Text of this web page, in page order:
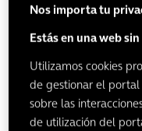
Incluye dos
Ver tarifas con
Nos importa tu
Estás en una web
Utilizamos cookies
de gestionar el
sobre las
de utilización del